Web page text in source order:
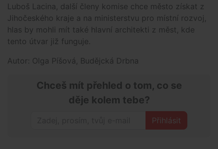
Luboš Lacina, další členy komise chce město získat z
Jihočeského kraje a na ministerstvu pro místní rozvoj,
hlas by mohli mít také hlavní architekti z měst, kde
tento útvar již funguje.
Autor: Olga Píšová, Budějcká Drbna
Chceš mít přehled o tom, co se
děje kolem tebe?
Přihlásit